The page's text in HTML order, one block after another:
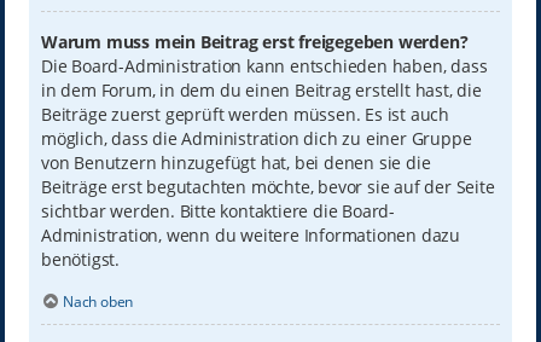
Warum muss mein Beitrag erst freigegeben werden?
Die Board-Administration kann entschieden haben, dass
in dem Forum, in dem du einen Beitrag erstellt hast, die
Beiträge zuerst geprüft werden müssen. Es ist auch
möglich, dass die Administration dich zu einer Gruppe
von Benutzern hinzugefügt hat, bei denen sie die
Beiträge erst begutachten möchte, bevor sie auf der Seite
sichtbar werden. Bitte kontaktiere die Board-
Administration, wenn du weitere Informationen dazu
benötigst.
Nach oben